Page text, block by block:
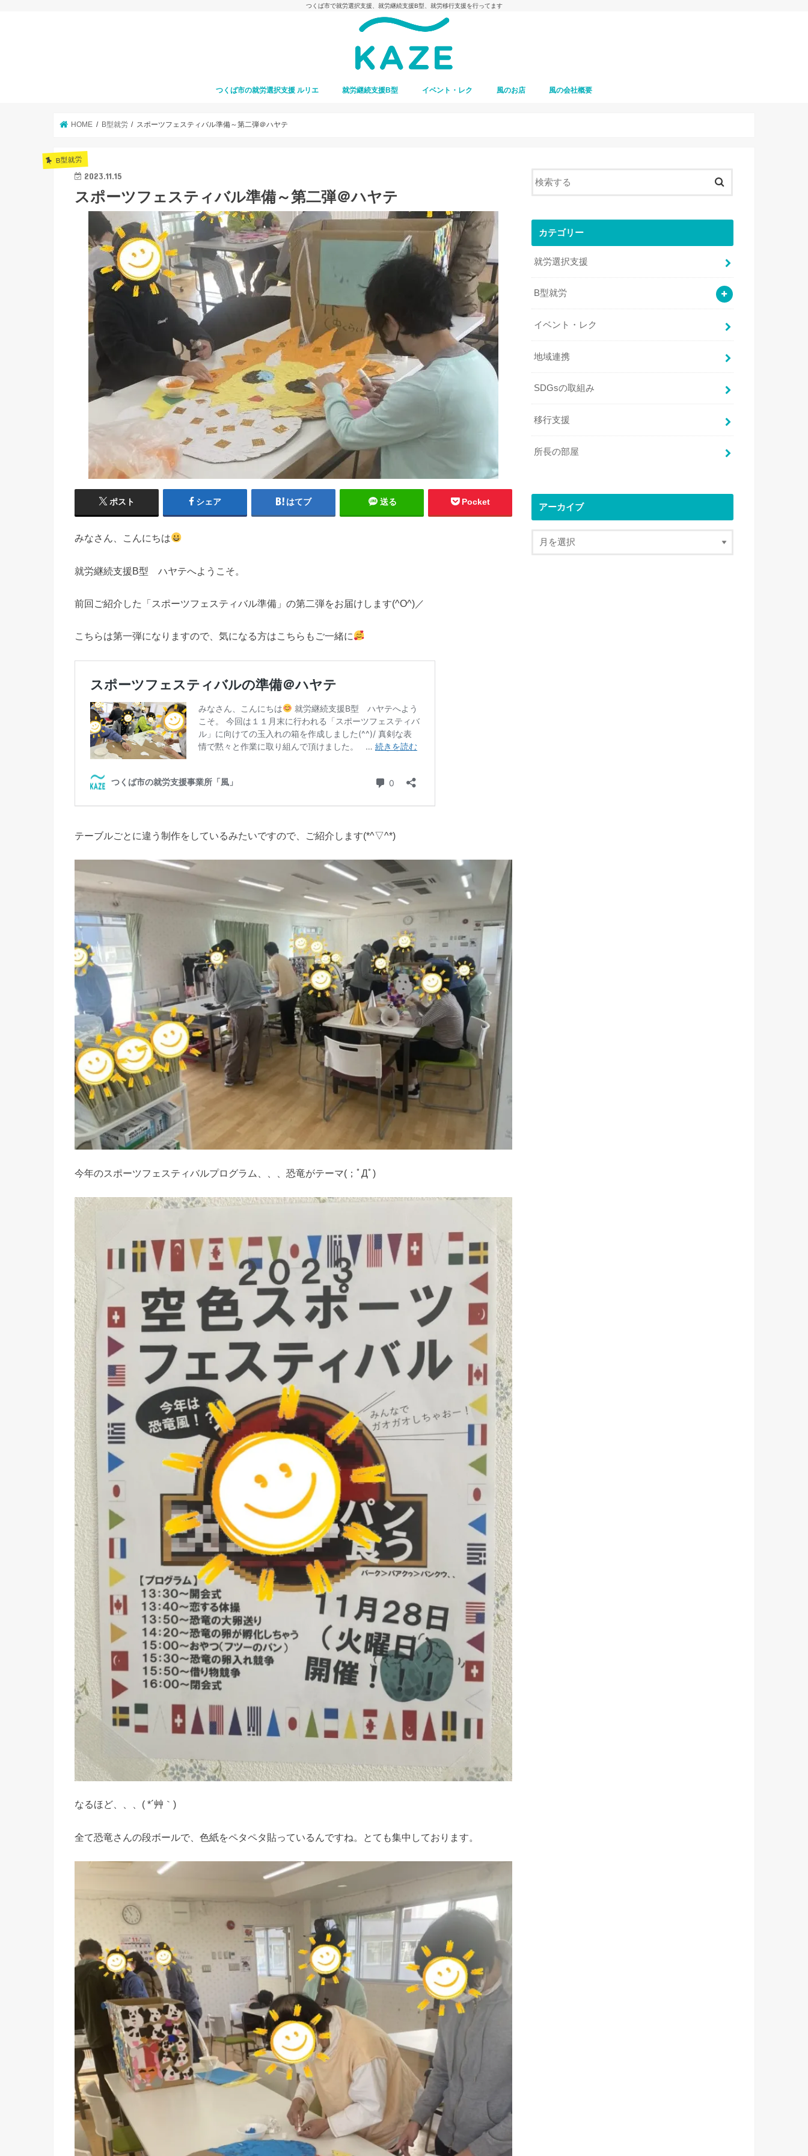
つくば市で就労選択支援、就労継続支援B型、就労移行支援を行ってます
つくば市の就労選択支援 ルリエ 就労継続支援B型 イベント・レク 風のお店 風の会社概要
HOME B型就労 スポーツフェスティバル準備～第二弾＠ハヤテ
B型就労
2023.11.15
スポーツフェスティバル準備～第二弾＠ハヤテ
ポスト シェア はてブ 送る Pocket
みなさん、こんにちは
就労継続支援B型 ハヤテへようこそ。
前回ご紹介した「スポーツフェスティバル準備」の第二弾をお届けします(^O^)／
こちらは第一弾になりますので、気になる方はこちらもご一緒に
テーブルごとに違う制作をしているみたいですので、ご紹介します(*^▽^*)
今年のスポーツフェスティバルプログラム、、、恐竜がテーマ(；ﾟДﾟ)
なるほど、、、( *´艸｀)
全て恐竜さんの段ボールで、色紙をペタペタ貼っているんですね。とても集中しております。
カテゴリー
就労選択支援
B型就労
イベント・レク
地域連携
SDGsの取組み
移行支援
所長の部屋
アーカイブ